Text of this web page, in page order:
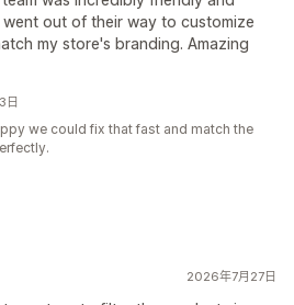
out of their way to customize
my store's branding. Amazing
日
we could fix that fast and match the
2026年7月27日